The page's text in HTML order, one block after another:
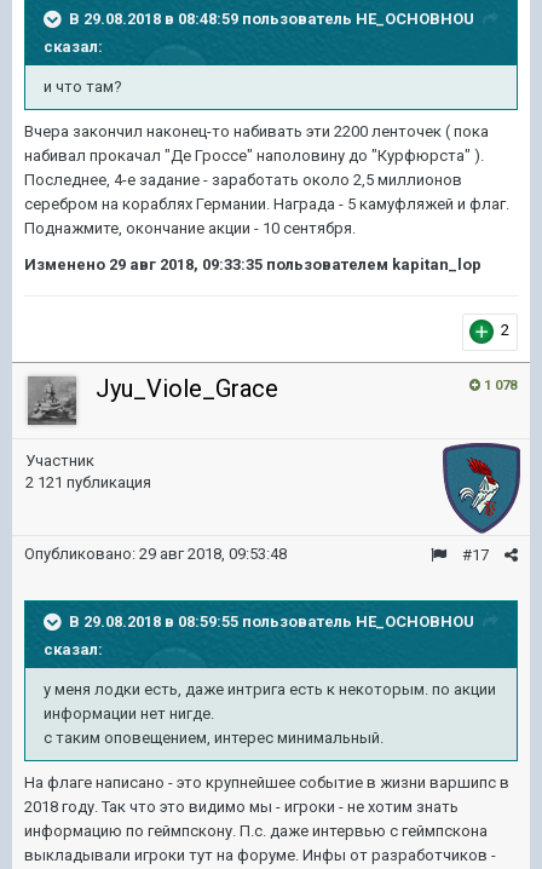
В 29.08.2018 в 08:48:59 пользователь HE_OCHOBHOU
сказал:
и что там?
Вчера закончил наконец-то набивать эти 2200 ленточек ( пока
набивал прокачал "Де Гроссе" наполовину до "Курфюрста" ).
Последнее, 4-е задание - заработать около 2,5 миллионов
серебром на кораблях Германии. Награда - 5 камуфляжей и флаг.
Поднажмите, окончание акции - 10 сентября.
Изменено 29 авг 2018, 09:33:35 пользователем kapitan_lop
2
1 078
Jyu_Viole_Grace
Участник
2 121 публикация
#17
Опубликовано: 29 авг 2018, 09:53:48
В 29.08.2018 в 08:59:55 пользователь HE_OCHOBHOU
сказал:
у меня лодки есть, даже интрига есть к некоторым. по акции
информации нет нигде.
с таким оповещением, интерес минимальный.
На флаге написано - это крупнейшее событие в жизни варшипс в
2018 году. Так что это видимо мы - игроки - не хотим знать
информацию по геймпскону. П.с. даже интервью с геймпскона
выкладывали игроки тут на форуме. Инфы от разработчиков -